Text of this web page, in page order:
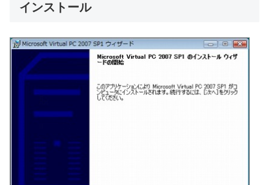
インストール